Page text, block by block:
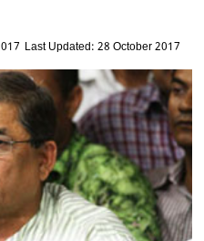
Last Updated: 28 October 2017